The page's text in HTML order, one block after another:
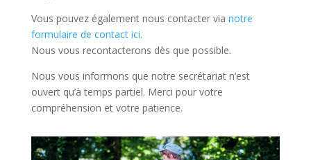
Vous pouvez également nous contacter via notre
formulaire de contact ici.
Nous vous recontacterons dès que possible.
Nous vous informons que notre secrétariat n’est
ouvert qu’à temps partiel. Merci pour votre
compréhension et votre patience.